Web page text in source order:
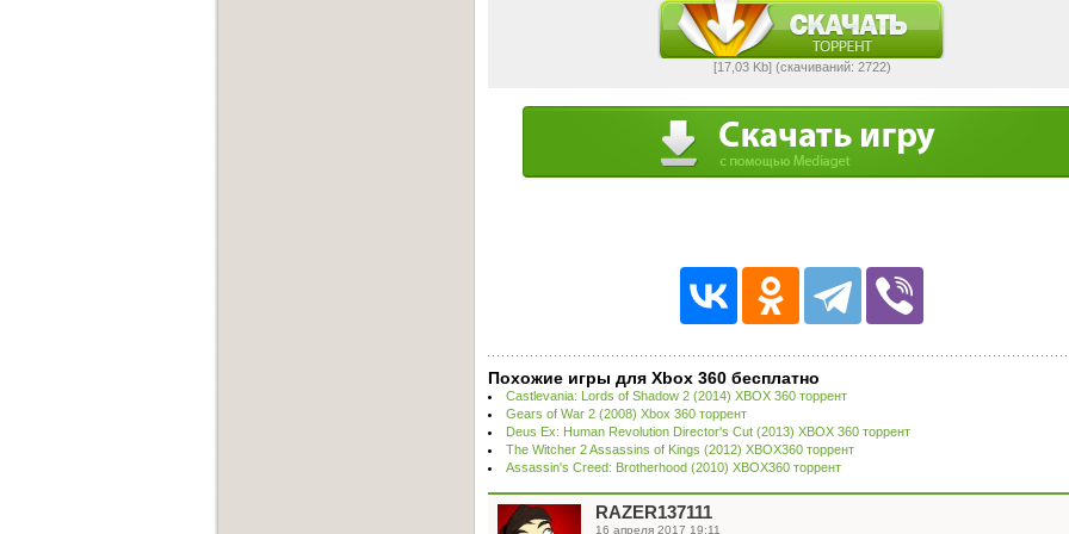
[17,03 Kb] (cкачиваний: 2722)
Похожие игры для Xbox 360 бесплатно
Castlevania: Lords of Shadow 2 (2014) XBOX 360 торрент
Gears of War 2 (2008) Xbox 360 торрент
Deus Ex: Human Revolution Director's Cut (2013) XBOX 360 торрент
The Witcher 2 Assassins of Kings (2012) XBOX360 торрент
Assassin's Creed: Brotherhood (2010) XBOX360 торрент
RAZER137111
16 апреля 2017 19:11